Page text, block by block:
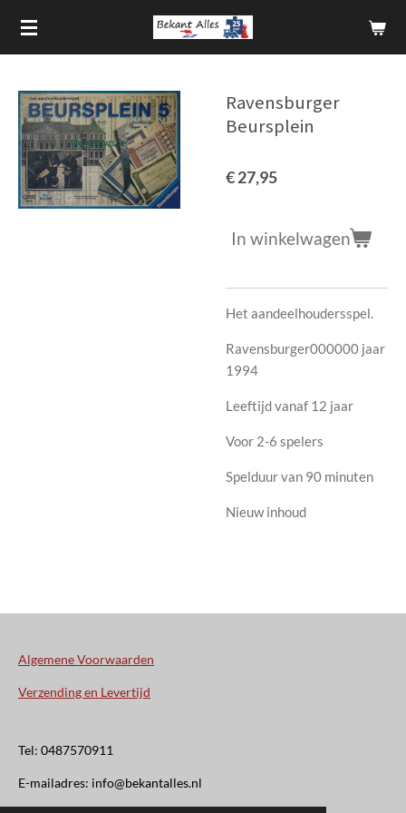
Ga
direct
hoofdinhoud
Ravensburger
Beursplein
€ 27,95
In winkelwagen
Het aandeelhoudersspel.
Ravensburger000000 jaar
1994
Leeftijd vanaf 12 jaar
Voor 2-6 spelers
Spelduur van 90 minuten
Nieuw inhoud
Algemene Voorwaarden
Verzending en Levertijd
Tel: 0487570911
E-mailadres: info@bekantalles.nl